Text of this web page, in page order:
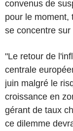
convenus de
pour le moment,
se concentre sur
"Le retour de
centrale
juin malgré le
croissance en
gérant de taux
ce dilemme